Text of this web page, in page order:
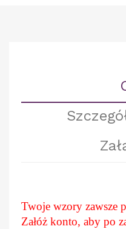
Twoje wzory zawsze
Załóż konto, aby po